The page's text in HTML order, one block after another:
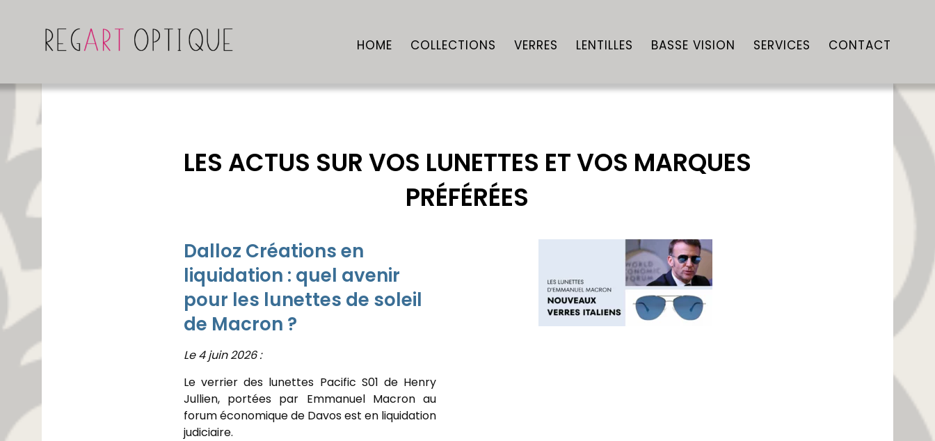
HOME COLLECTIONS VERRES LENTILLES BASSE VISION SERVICES CONTACT
LES ACTUS SUR VOS LUNETTES ET VOS MARQUES
PRÉFÉRÉES
Dalloz Créations en
liquidation : quel avenir
pour les lunettes de soleil
de Macron ?
Le 4 juin 2026 :
Le verrier des lunettes Pacific S01 de Henry
Jullien, portées par Emmanuel Macron au
forum économique de Davos est en liquidation
judiciaire.